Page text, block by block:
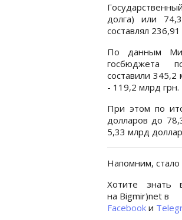
долга) или
составлял
По данным
госбюджета
составили
- 119,2 млрд грн.
При этом по
долларов до
5,33 млрд
Напомним, стало
Хотите знать
на Bigmir)net в
Facebook и